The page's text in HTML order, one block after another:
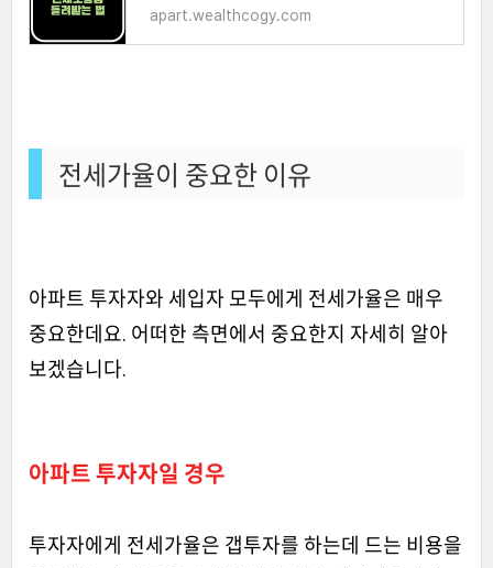
apart.wealthcogy.com
전세가율이 중요한 이유
아파트 투자자와 세입자 모두에게 전세가율은 매우
중요한데요. 어떠한 측면에서 중요한지 자세히 알아
보겠습니다.
아파트 투자자일 경우
투자자에게 전세가율은 갭투자를 하는데 드는 비용을